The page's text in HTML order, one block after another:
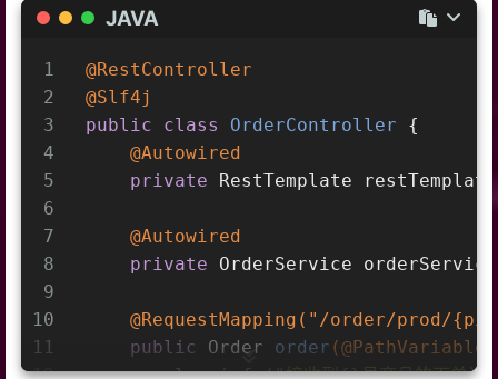
42
}
JAVA
1
2
3
4
5
6
7
8
9
10
11
12
@RestController
@Slf4j
public
class OrderController
{
@Autowired
private RestTemplate
@Autowired
private OrderService
@RequestMapping("/order/prod/
public
Order order (
        log.info(
"接收到{}号商品的下单请